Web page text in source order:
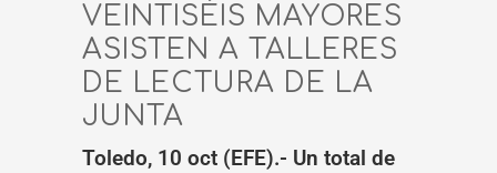
VEINTISÉIS MAYORES
ASISTEN A TALLERES
DE LECTURA DE LA
JUNTA
Toledo, 10 oct (EFE).- Un total de